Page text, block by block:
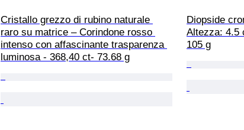
Cristallo grezzo di rubino naturale
raro su matrice – Corindone rosso
intenso con affascinante trasparenza
luminosa - 368,40 ct- 73.68 g
Diopside
Altezza: 4.5
105 g